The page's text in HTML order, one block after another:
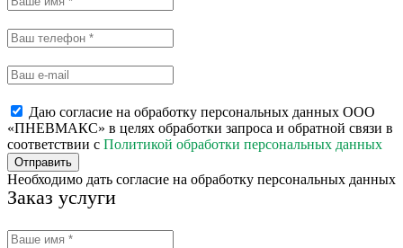
Даю согласие на обработку персональных данных ООО
«ПНЕВМАКС» в целях обработки запроса и обратной связи в
соответствии с Политикой обработки персональных данных
Отправить
Необходимо дать согласие на обработку персональных данных
Заказ услуги